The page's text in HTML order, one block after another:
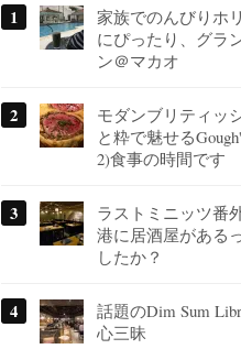
家族でのんびりホ
にぴったり、グラ
ン＠マカオ
モダンブリティッ
と粋で魅せる
2)食事の時間です
ラストミニッツ番
港に居酒屋がある
したか？
話題のDim Sum
心三昧